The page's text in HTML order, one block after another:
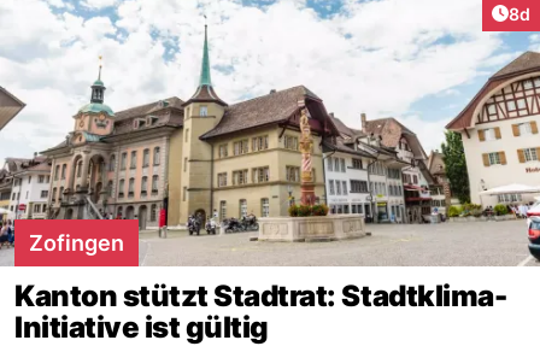
8d
Zofingen
Kanton stützt Stadtrat: Stadtklima-
Initiative ist gültig